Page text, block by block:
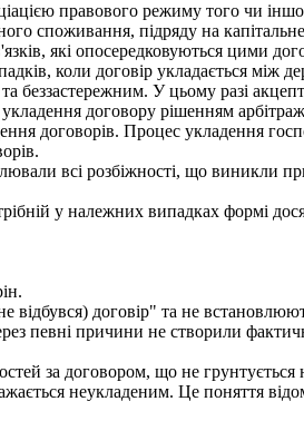
правового режиму того чи
споживання, підряду на
які опосередковуються цими
коли договір укладається між
беззастережним. У цьому разі
договору рішенням
договорів. Процес укладення
всі розбіжності, що виникли
у належних випадках формі
договір" та не
певні причини не створили
за договором, що не
неукладеним. Це поняття